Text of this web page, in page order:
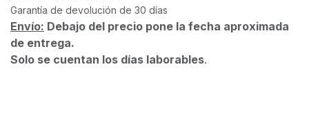
Garantía de devolución de 30 días
Envío: Debajo del precio pone la fecha aproximada
de entrega.
Solo se cuentan los días laborables.